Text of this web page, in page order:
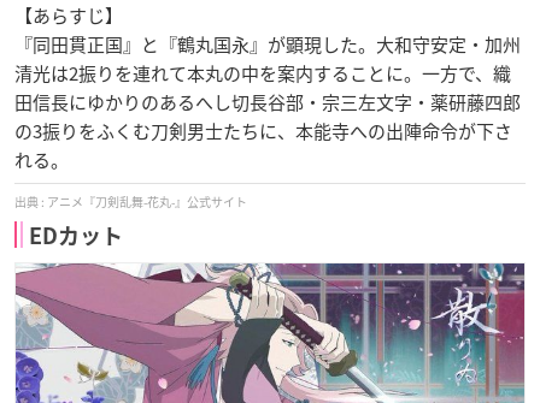
【あらすじ】
『同田貫正国』と『鶴丸国永』が顕現した。大和守安定・加州
清光は2振りを連れて本丸の中を案内することに。一方で、織
田信長にゆかりのあるへし切長谷部・宗三左文字・薬研藤四郎
の3振りをふくむ刀剣男士たちに、本能寺への出陣命令が下さ
れる。
アニメ『刀剣乱舞-花丸-』公式サイト
EDカット